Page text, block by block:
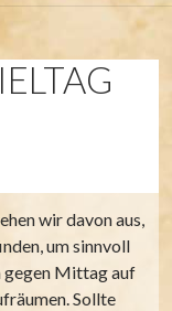
wir davon aus,
um sinnvoll
gegen Mittag auf
Sollte